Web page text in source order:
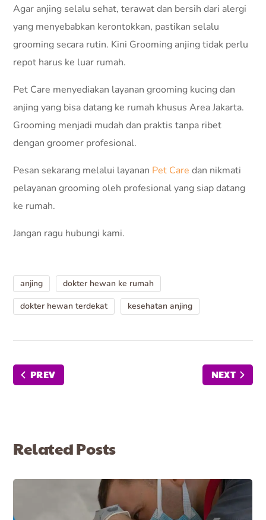
Agar anjing selalu sehat, terawat dan bersih dari alergi
yang menyebabkan kerontokkan, pastikan selalu
grooming secara rutin. Kini Grooming anjing tidak perlu
repot harus ke luar rumah.
Pet Care menyediakan layanan grooming kucing dan
anjing yang bisa datang ke rumah khusus Area Jakarta.
Grooming menjadi mudah dan praktis tanpa ribet
dengan groomer profesional.
Pesan sekarang melalui layanan Pet Care dan nikmati
pelayanan grooming oleh profesional yang siap datang
ke rumah.
Jangan ragu hubungi kami.
anjing
dokter hewan ke rumah
dokter hewan terdekat
kesehatan anjing
PREV NEXT
Related Posts